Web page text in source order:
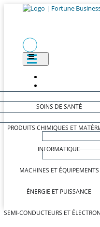
SOINS DE SANTÉ
PRODUITS CHIMIQUES ET
INFORMATIQUE
MACHINES ET ÉQUIPEMENTS
ÉNERGIE ET PUISSANCE
SEMI-CONDUCTEURS ET